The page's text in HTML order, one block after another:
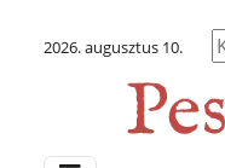
2026. augusztus 10.